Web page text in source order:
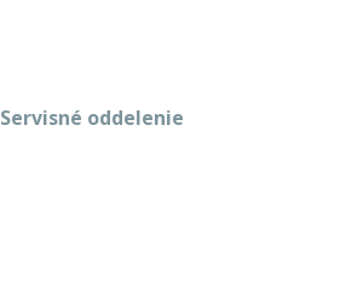
Servisné oddelenie